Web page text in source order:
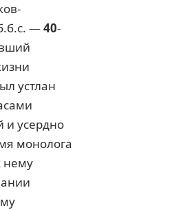
—40-
устлан
и усердно
монолога
нему